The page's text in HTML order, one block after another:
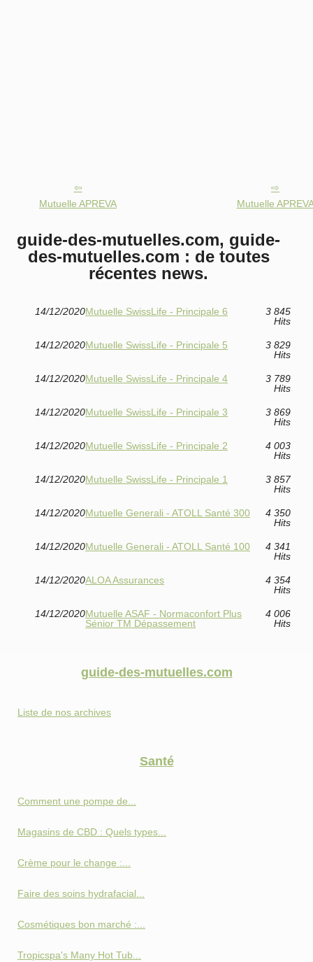
Mutuelle APREVA Mutuelle
guide-des-mutuelles.com, guide-
des-mutuelles.com : de toutes
récentes news.
14/12/2020Mutuelle SwissLife - Principale 6
3 845
Hits
14/12/2020Mutuelle SwissLife - Principale 5
3 829
Hits
14/12/2020Mutuelle SwissLife - Principale 4
3 789
Hits
14/12/2020Mutuelle SwissLife - Principale 3
3 869
Hits
14/12/2020Mutuelle SwissLife - Principale 2
4 003
Hits
14/12/2020Mutuelle SwissLife - Principale 1
3 857
Hits
14/12/2020Mutuelle Generali - ATOLL Santé 300
4 350
Hits
14/12/2020Mutuelle Generali - ATOLL Santé 100
4 341
Hits
14/12/2020ALOA Assurances
4 354
Hits
14/12/2020Mutuelle ASAF - Normaconfort Plus
Sénior TM Dépassement
4 006
Hits
guide-des-mutuelles.com
Liste de nos archives
Santé
Comment une pompe de...
Magasins de CBD : Quels types...
Crème pour le change :...
Faire des soins hydrafacial...
Cosmétiques bon marché :...
Tropicspa's Many Hot Tub...